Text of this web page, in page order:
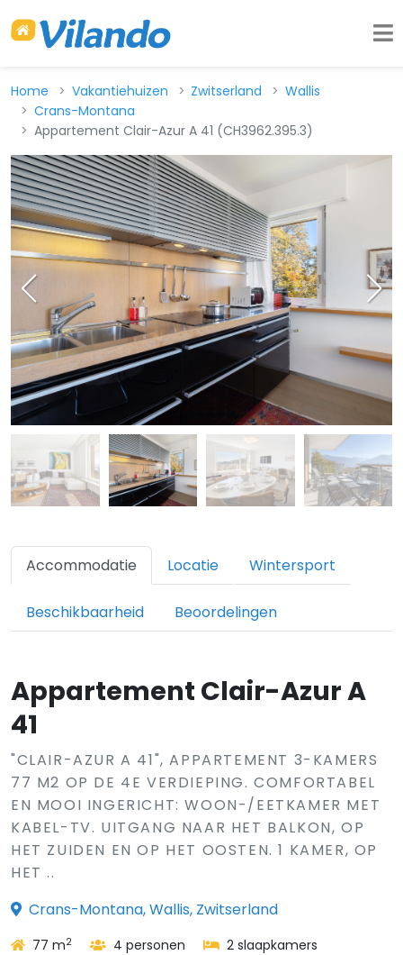
Home Vakantiehuizen Zwitserland
Wallis
Crans-Montana
Appartement Clair-Azur A 41 (CH3962.395.3)
Accommodatie Locatie Wintersport
Beschikbaarheid Beoordelingen
Appartement Clair-Azur A
41
"CLAIR-AZUR A 41", APPARTEMENT 3-KAMERS
77 M2 OP DE 4E VERDIEPING. COMFORTABEL
EN MOOI INGERICHT: WOON-/EETKAMER MET
KABEL-TV. UITGANG NAAR HET BALKON, OP
HET ZUIDEN EN OP HET OOSTEN. 1 KAMER, OP
HET ..
Crans-Montana, Wallis, Zwitserland
77 m2 4 personen
2 slaapkamers